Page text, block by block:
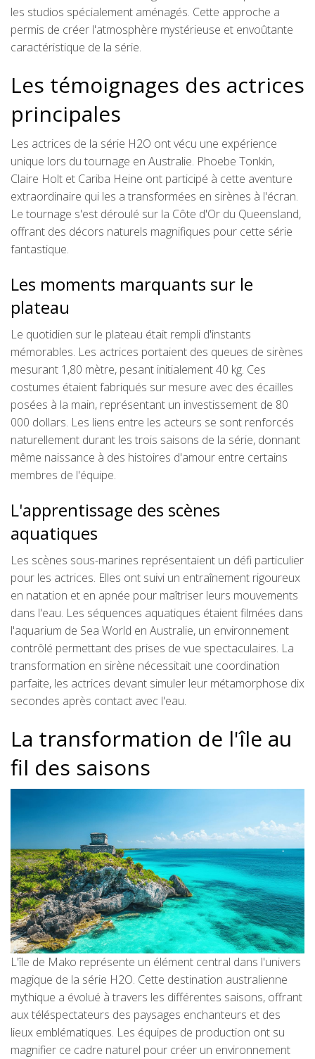
les studios spécialement aménagés. Cette approche a
permis de créer l'atmosphère mystérieuse et envoûtante
caractéristique de la série.
Les témoignages des actrices
principales
Les actrices de la série H2O ont vécu une expérience
unique lors du tournage en Australie. Phoebe Tonkin,
Claire Holt et Cariba Heine ont participé à cette aventure
extraordinaire qui les a transformées en sirènes à l'écran.
Le tournage s'est déroulé sur la Côte d'Or du Queensland,
offrant des décors naturels magnifiques pour cette série
fantastique.
Les moments marquants sur le
plateau
Le quotidien sur le plateau était rempli d'instants
mémorables. Les actrices portaient des queues de sirènes
mesurant 1,80 mètre, pesant initialement 40 kg. Ces
costumes étaient fabriqués sur mesure avec des écailles
posées à la main, représentant un investissement de 80
000 dollars. Les liens entre les acteurs se sont renforcés
naturellement durant les trois saisons de la série, donnant
même naissance à des histoires d'amour entre certains
membres de l'équipe.
L'apprentissage des scènes
aquatiques
Les scènes sous-marines représentaient un défi particulier
pour les actrices. Elles ont suivi un entraînement rigoureux
en natation et en apnée pour maîtriser leurs mouvements
dans l'eau. Les séquences aquatiques étaient filmées dans
l'aquarium de Sea World en Australie, un environnement
contrôlé permettant des prises de vue spectaculaires. La
transformation en sirène nécessitait une coordination
parfaite, les actrices devant simuler leur métamorphose dix
secondes après contact avec l'eau.
La transformation de l'île au
fil des saisons
L'île de Mako représente un élément central dans l'univers
magique de la série H2O. Cette destination australienne
mythique a évolué à travers les différentes saisons, offrant
aux téléspectateurs des paysages enchanteurs et des
lieux emblématiques. Les équipes de production ont su
magnifier ce cadre naturel pour créer un environnement